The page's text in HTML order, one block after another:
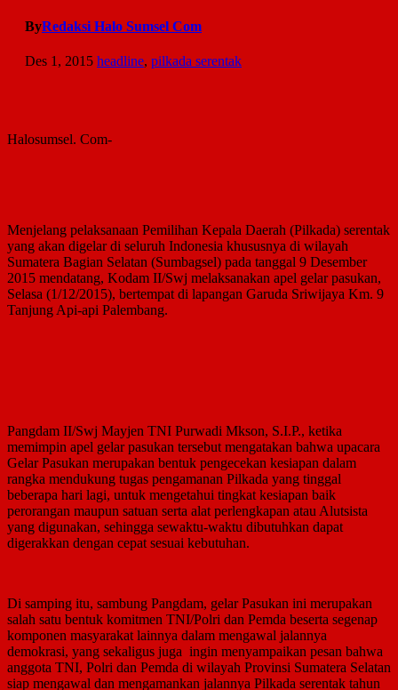
ByRedaksi Halo Sumsel Com
Des 1, 2015 headline, pilkada serentak
Halosumsel. Com-
Menjelang pelaksanaan Pemilihan Kepala Daerah (Pilkada) serentak
yang akan digelar di seluruh Indonesia khususnya di wilayah
Sumatera Bagian Selatan (Sumbagsel) pada tanggal 9 Desember
2015 mendatang, Kodam II/Swj melaksanakan apel gelar pasukan,
Selasa (1/12/2015), bertempat di lapangan Garuda Sriwijaya Km. 9
Tanjung Api-api Palembang.
Pangdam II/Swj Mayjen TNI Purwadi Mkson, S.I.P., ketika
memimpin apel gelar pasukan tersebut mengatakan bahwa upacara
Gelar Pasukan merupakan bentuk pengecekan kesiapan dalam
rangka mendukung tugas pengamanan Pilkada yang tinggal
beberapa hari lagi, untuk mengetahui tingkat kesiapan baik
perorangan maupun satuan serta alat perlengkapan atau Alutsista
yang digunakan, sehingga sewaktu-waktu dibutuhkan dapat
digerakkan dengan cepat sesuai kebutuhan.
Di samping itu, sambung Pangdam, gelar Pasukan ini merupakan
salah satu bentuk komitmen TNI/Polri dan Pemda beserta segenap
komponen masyarakat lainnya dalam mengawal jalannya
demokrasi, yang sekaligus juga ingin menyampaikan pesan bahwa
anggota TNI, Polri dan Pemda di wilayah Provinsi Sumatera Selatan
siap mengawal dan mengamankan jalannya Pilkada serentak tahun